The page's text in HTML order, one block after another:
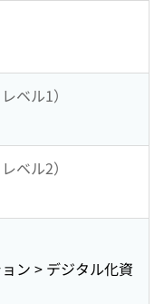
ベル1）
ベル2）
ン > デジタル化資